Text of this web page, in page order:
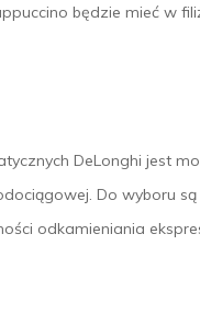
będzie mieć w
DeLonghi jest
Do wyboru
odkamieniania